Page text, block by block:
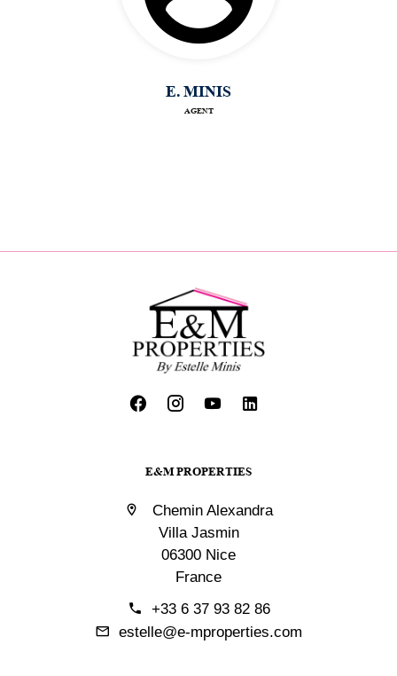
E. MINIS
AGENT
E&M PROPERTIES
Chemin Alexandra
Villa Jasmin
06300 Nice
France
+33 6 37 93 82 86
estelle@e-mproperties.com